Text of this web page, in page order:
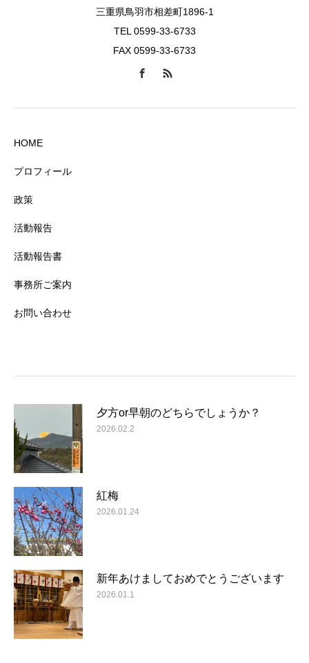
三重県鳥羽市相差町1896-1
TEL 0599-33-6733
FAX 0599-33-6733
HOME
プロフィール
政策
活動報告
活動報告書
事務所ご案内
お問い合わせ
夕方or早朝のどちらでしょうか？
2026.02.2
紅梅
2026.01.24
新年あけましておめでとうございます
2026.01.1